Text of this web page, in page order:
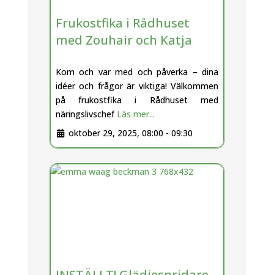
Frukostfika i Rådhuset
med Zouhair och Katja
Kom och var med och påverka – dina
idéer och frågor är viktiga! Välkommen
på frukostfika i Rådhuset med
näringslivschef Läs mer...
oktober 29, 2025, 08:00 - 09:30